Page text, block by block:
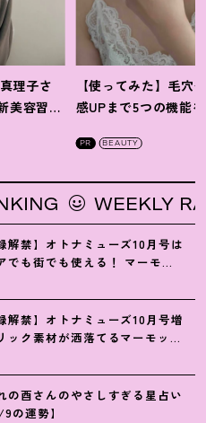
理子さ
美容習慣
【使ってみた】毛穴
感UPまで5つの機能
PR BEAUTY
WEEKLY
解禁】オトナミューズ10月号は
でも街でも使える ！ マーモッ
ダー
解禁】オトナミューズ10月号増
ック素材が洒落てるマーモット
の酉さんのやさしすぎる星占い
の運勢】